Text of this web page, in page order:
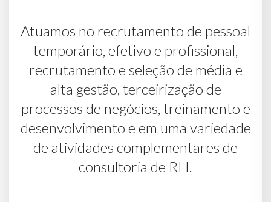
Atuamos no recrutamento de pessoal
temporário, efetivo e profissional,
recrutamento e seleção de média e
alta gestão, terceirização de
processos de negócios, treinamento e
desenvolvimento e em uma variedade
de atividades complementares de
consultoria de RH.